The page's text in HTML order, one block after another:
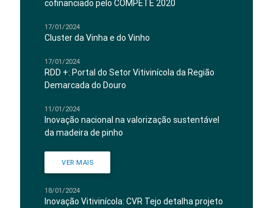
cofinanciado pelo COMPETE 2020
17/01/2024
Cluster da Vinha e do Vinho
17/01/2024
RDD +: Portal do Setor Vitivinícola da Região
Demarcada do Douro
11/01/2024
Inovação nacional na valorização sustentável
da madeira de pinho
VER MAIS
18/01/2024
Inovação Vitivinícola: CVR Tejo detalha projeto